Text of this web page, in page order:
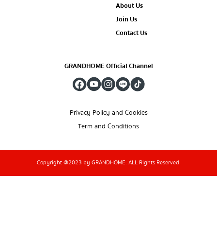
About Us
Join Us
Contact Us
GRANDHOME Official Channel
Privacy Policy and Cookies
Term and Conditions
Copyright @2023 by GRANDHOME. ALL Rights Reserved.